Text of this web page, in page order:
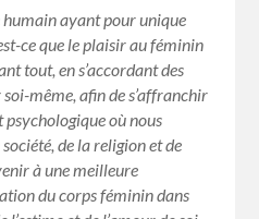
humain ayant pour unique
ce que le plaisir au féminin
tout, en s’accordant des
même, afin de s’affranchir
psychologique où nous
de la religion et de
à une meilleure
du corps féminin dans